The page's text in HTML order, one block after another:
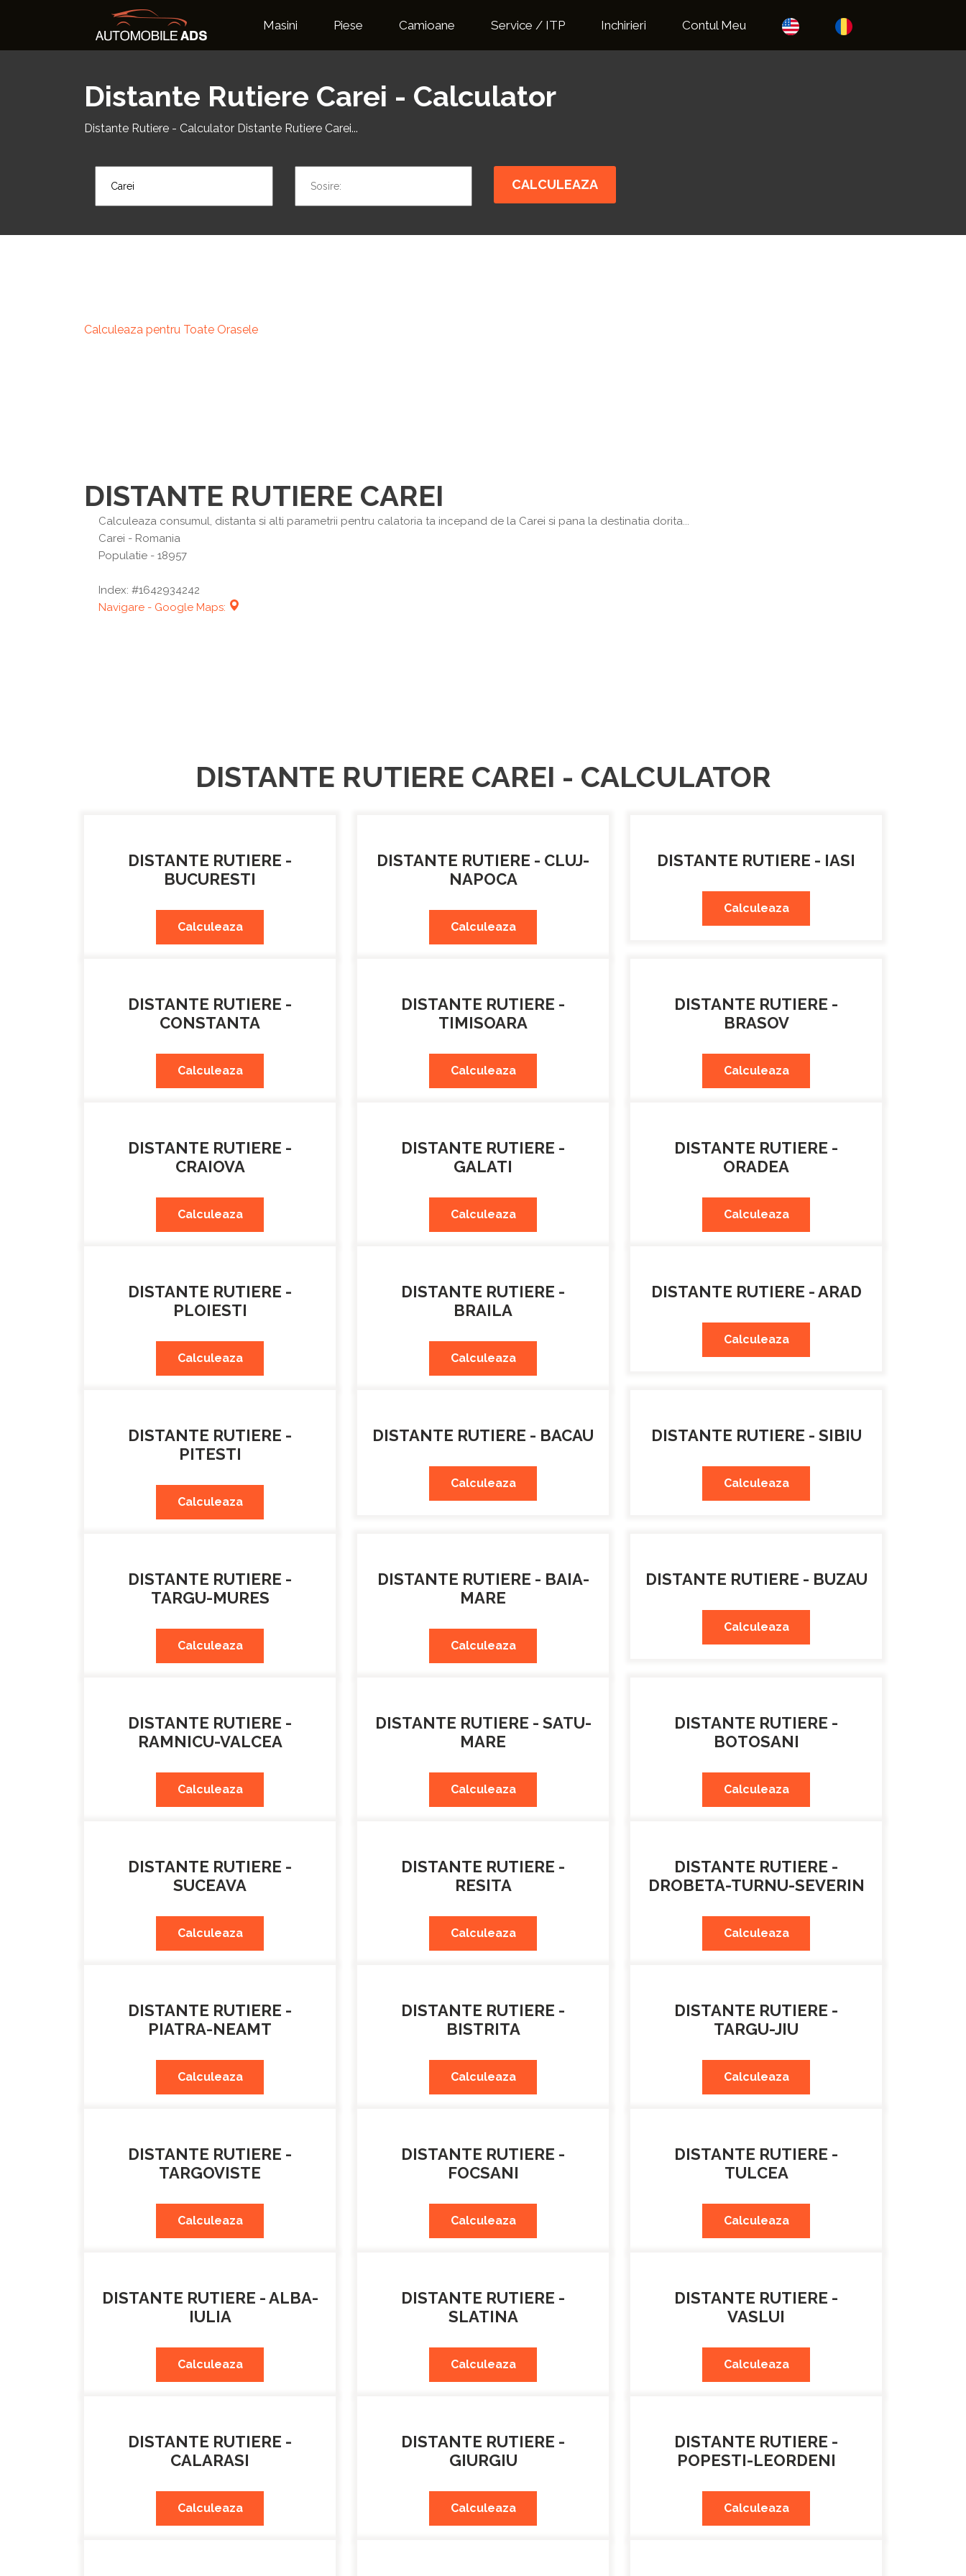
Masini Piese Camioane Service / ITP Inchirieri Contul Meu
Distante Rutiere Carei - Calculator
Distante Rutiere - Calculator Distante Rutiere Carei...
CALCULEAZA
Calculeaza pentru Toate Orasele
DISTANTE RUTIERE CAREI
Calculeaza consumul, distanta si alti parametrii pentru calatoria ta incepand de la Carei si pana la destinatia dorita...
Carei - Romania
Populatie - 18957
Index: #1642934242
Navigare - Google Maps:
DISTANTE RUTIERE CAREI - CALCULATOR
DISTANTE RUTIERE -
BUCURESTI
Calculeaza
DISTANTE RUTIERE - CLUJ-
NAPOCA
Calculeaza
DISTANTE RUTIERE - IASI
Calculeaza
DISTANTE RUTIERE -
CONSTANTA
Calculeaza
DISTANTE RUTIERE -
TIMISOARA
Calculeaza
DISTANTE RUTIERE -
BRASOV
Calculeaza
DISTANTE RUTIERE -
CRAIOVA
Calculeaza
DISTANTE RUTIERE -
GALATI
Calculeaza
DISTANTE RUTIERE -
ORADEA
Calculeaza
DISTANTE RUTIERE -
PLOIESTI
Calculeaza
DISTANTE RUTIERE -
BRAILA
Calculeaza
DISTANTE RUTIERE - ARAD
Calculeaza
DISTANTE RUTIERE -
PITESTI
Calculeaza
DISTANTE RUTIERE - BACAU
Calculeaza
DISTANTE RUTIERE - SIBIU
Calculeaza
DISTANTE RUTIERE -
TARGU-MURES
Calculeaza
DISTANTE RUTIERE - BAIA-
MARE
Calculeaza
DISTANTE RUTIERE - BUZAU
Calculeaza
DISTANTE RUTIERE -
RAMNICU-VALCEA
Calculeaza
DISTANTE RUTIERE - SATU-
MARE
Calculeaza
DISTANTE RUTIERE -
BOTOSANI
Calculeaza
DISTANTE RUTIERE -
SUCEAVA
Calculeaza
DISTANTE RUTIERE -
RESITA
Calculeaza
DISTANTE RUTIERE -
DROBETA-TURNU-SEVERIN
Calculeaza
DISTANTE RUTIERE -
PIATRA-NEAMT
Calculeaza
DISTANTE RUTIERE -
BISTRITA
Calculeaza
DISTANTE RUTIERE -
TARGU-JIU
Calculeaza
DISTANTE RUTIERE -
TARGOVISTE
Calculeaza
DISTANTE RUTIERE -
FOCSANI
Calculeaza
DISTANTE RUTIERE -
TULCEA
Calculeaza
DISTANTE RUTIERE - ALBA-
IULIA
Calculeaza
DISTANTE RUTIERE -
SLATINA
Calculeaza
DISTANTE RUTIERE -
VASLUI
Calculeaza
DISTANTE RUTIERE -
CALARASI
Calculeaza
DISTANTE RUTIERE -
GIURGIU
Calculeaza
DISTANTE RUTIERE -
POPESTI-LEORDENI
Calculeaza